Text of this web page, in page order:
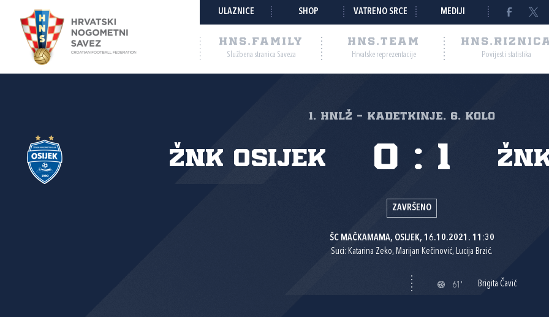
ULAZNICE SHOP VATRENO SRCE MEDIJI
HNS.FAMILY
Službena stranica Saveza
HNS.TEAM
Hrvatske reprezentacije Povijest i statistika
1. HNLŽ - Kadetkinje, 6. kolo
ŽNK Osijek 0 : 1
ZAVRŠENO
ŠC MAČKAMAMA, OSIJEK, 16.10.2021. 11:30
Suci: Katarina Zeko, Marijan Kečinović, Lucija Brzić.
61' Brigita Čavić